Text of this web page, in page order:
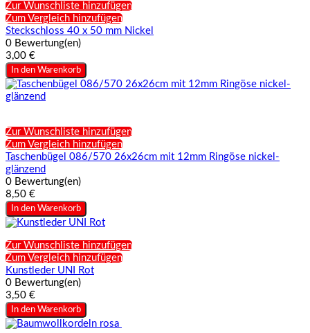
Zur Wunschliste hinzufügen
Zum Vergleich hinzufügen
Steckschloss 40 x 50 mm Nickel
0 Bewertung(en)
3,00 €
In den Warenkorb
Zur Wunschliste hinzufügen
Zum Vergleich hinzufügen
Taschenbügel 086/570 26x26cm mit 12mm Ringöse nickel-
glänzend
0 Bewertung(en)
8,50 €
In den Warenkorb
Zur Wunschliste hinzufügen
Zum Vergleich hinzufügen
Kunstleder UNI Rot
0 Bewertung(en)
3,50 €
In den Warenkorb